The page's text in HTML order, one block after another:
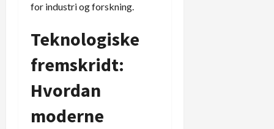
for industri og forskning.
Teknologiske
fremskridt:
Hvordan
moderne